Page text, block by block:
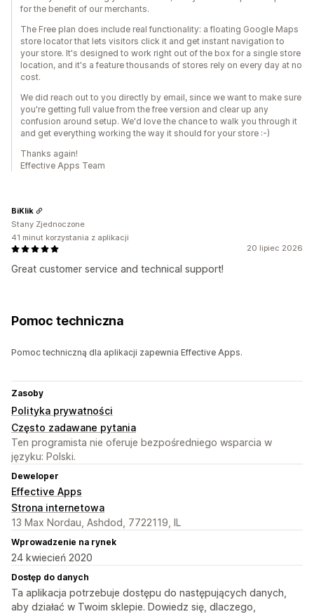
for the benefit of our merchants.
The Free plan does include real functionality: a floating Google Maps
store locator that lets visitors click it and get instant navigation to
your store. It's designed to work right out of the box for a single store
location, and it's a feature thousands of stores rely on every day at no
cost.
We did reach out to you directly by email, since we want to make sure
you're getting full value from the free version and clear up any
confusion around setup. We'd love the chance to walk you through it
and get everything working the way it should for your store :-)
Thanks again!
Effective Apps Team
20 lipiec 2026
Great customer service and technical support!
BiKlik
Stany Zjednoczone
41 minut korzystania z aplikacji
Pomoc techniczna
Pomoc techniczną dla aplikacji zapewnia Effective Apps.
Zasoby
Polityka prywatności
Często zadawane pytania
Ten programista nie oferuje bezpośredniego wsparcia w
języku: Polski.
Deweloper
Effective Apps
Strona internetowa
13 Max Nordau, Ashdod, 7722119, IL
Wprowadzenie na rynek
24 kwiecień 2020
Dostęp do danych
Ta aplikacja potrzebuje dostępu do następujących danych,
aby działać w Twoim sklepie. Dowiedz się, dlaczego,